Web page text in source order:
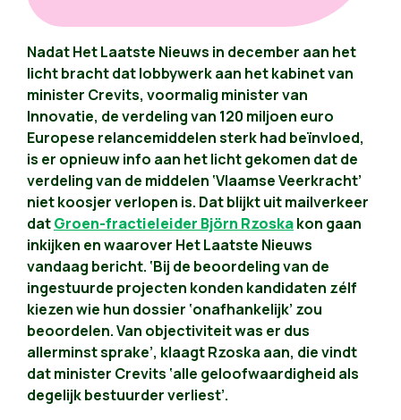
Nadat Het Laatste Nieuws in december aan het
licht bracht dat lobbywerk aan het kabinet van
minister Crevits, voormalig minister van
Innovatie, de verdeling van 120 miljoen euro
Europese relancemiddelen sterk had beïnvloed,
is er opnieuw info aan het licht gekomen dat de
verdeling van de middelen ‘Vlaamse Veerkracht’
niet koosjer verlopen is. Dat blijkt uit mailverkeer
datGroen-fractieleider Björn Rzoskakon gaan
inkijken en waarover Het Laatste Nieuws
vandaag bericht. ‘Bij de beoordeling van de
ingestuurde projecten konden kandidaten zélf
kiezen wie hun dossier ‘onafhankelijk’ zou
beoordelen. Van objectiviteit was er dus
allerminst sprake’, klaagt Rzoska aan, die vindt
dat minister Crevits ‘alle geloofwaardigheid als
degelijk bestuurder verliest’.